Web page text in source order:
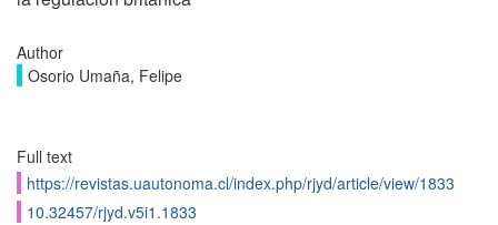
Author
Osorio Umaña, Felipe
Full text
https://revistas.uautonoma.cl/index.php/rjyd/article/view/1833
10.32457/rjyd.v5i1.1833